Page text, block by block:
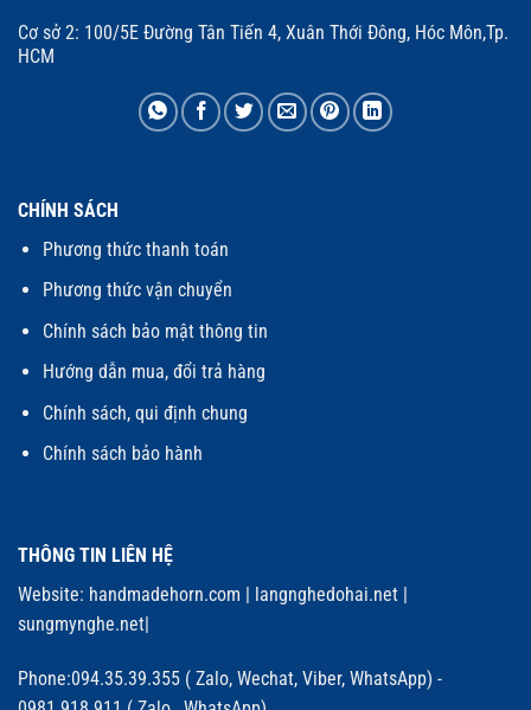
Cơ sở 2: 100/5E Đường Tân Tiến 4, Xuân Thới Đông, Hóc Môn,Tp.
HCM
CHÍNH SÁCH
Phương thức thanh toán
Phương thức vận chuyển
Chính sách bảo mật thông tin
Hướng dẫn mua, đổi trả hàng
Chính sách, qui định chung
Chính sách bảo hành
THÔNG TIN LIÊN HỆ
Website: handmadehorn.com langnghedohai.net
sungmynghe.net
Phone:094.35.39.355 ( Zalo, Wechat, Viber, WhatsApp) -